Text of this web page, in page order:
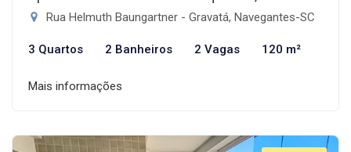
Rua Helmuth Baungartner - Gravatá, Navegantes-SC
3 Quartos 2 Banheiros 2 Vagas 120 m²
Mais informações